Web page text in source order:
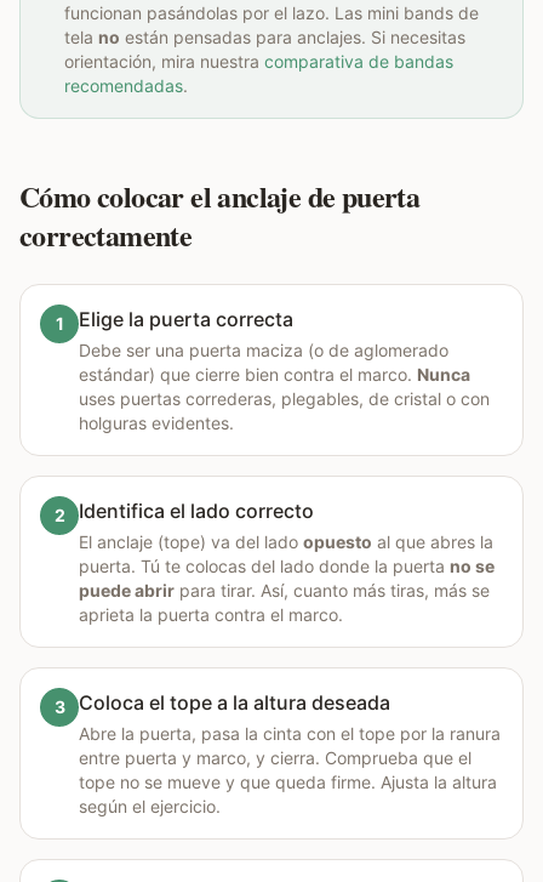
funcionan pasándolas por el lazo. Las mini bands de
tela no están pensadas para anclajes. Si necesitas
orientación, mira nuestra comparativa de bandas
recomendadas.
Cómo colocar el anclaje de puerta
correctamente
1 Elige la puerta correcta
Debe ser una puerta maciza (o de aglomerado
estándar) que cierre bien contra el marco. Nunca
uses puertas correderas, plegables, de cristal o con
holguras evidentes.
2 Identifica el lado correcto
El anclaje (tope) va del lado opuesto al que abres la
puerta. Tú te colocas del lado donde la puerta no se
puede abrir para tirar. Así, cuanto más tiras, más se
aprieta la puerta contra el marco.
3 Coloca el tope a la altura deseada
Abre la puerta, pasa la cinta con el tope por la ranura
entre puerta y marco, y cierra. Comprueba que el
tope no se mueve y que queda firme. Ajusta la altura
según el ejercicio.